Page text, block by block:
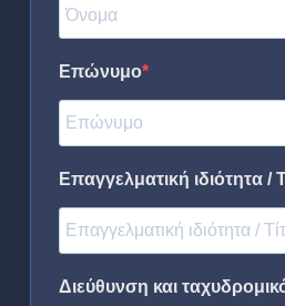
Επώνυμο
Επαγγελματική ιδιότητα /
Διεύθυνση και